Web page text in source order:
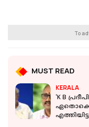
To
MUST READ
KERALA
'K B